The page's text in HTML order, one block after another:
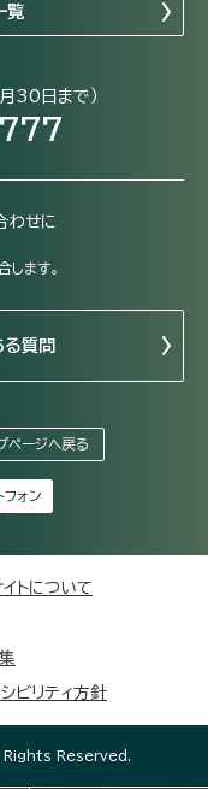
覧
30日まで）
わせに
ます。
る質問
ページへ戻る
フォン
トについて
ビリティ方針
Reserved.